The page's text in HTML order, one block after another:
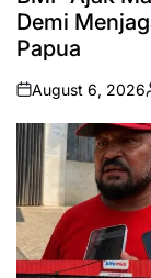
Demi
Papua
on
August 6, 2026